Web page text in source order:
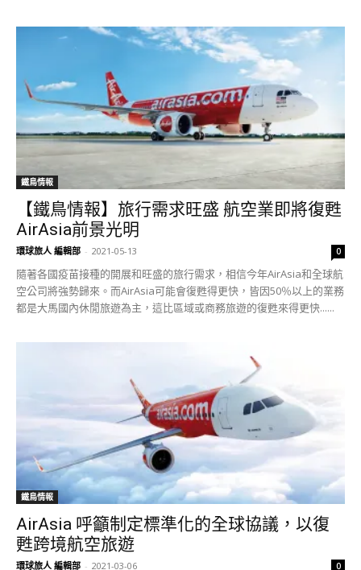
鐵鳥情報
【鐵鳥情報】旅行需求旺盛 航空業即將復甦
AirAsia前景光明
環球旅人 編輯部 - 2021-05-13 0
隨著各國疫苗接種的開展和旺盛的旅行需求，相信今年AirAsia和全球航
空公司將強勢歸來。而AirAsia可能會復甦得更快，皆因50％以上的業務
都是大馬國內休閒旅遊為主，這比區域或商務旅遊的復甦來得更快......
鐵鳥情報
AirAsia 呼籲制定標準化的全球協議，以復
甦跨境航空旅遊
環球旅人 編輯部 - 2021-03-06 0